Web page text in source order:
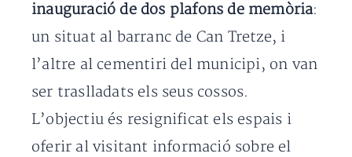
inauguració de dos plafons de memòria:
un situat al barranc de Can Tretze, i
l’altre al cementiri del municipi, on van
ser traslladats els seus cossos.
L’objectiu és resignificat els espais i
oferir al visitant informació sobre el